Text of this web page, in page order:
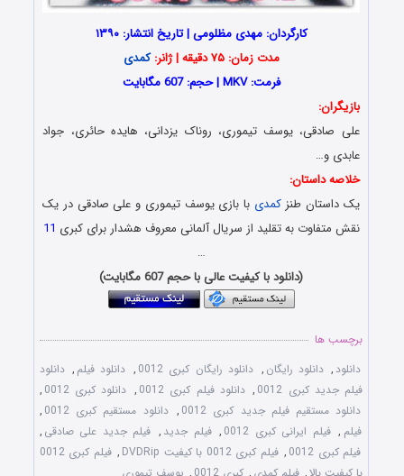
کارگردان: مهدی مظلومی | تاریخ انتشار: ۱۳۹۰
مدت زمان: ۷۵ دقیقه | ژانر:
کمدی
فرمت: MKV | حجم: 607 مگابایت
بازیگران:
علی صادقی، یوسف تیموری، روناک یزدانی، هایده حائری، جواد
عابدی و…
خلاصه داستان:
یک داستان طنزکمدی با بازی یوسف تیموری و علی صادقی در یک
نقش متفاوت به تقلید از سریالآلمانی معروف هشدار برای کبری
…
(دانلود با کیفیت عالی با حجم 607 مگابایت)
برچسب ها
دانلود , دانلود رایگان , دانلود رایگان کبری 0012 , دانلود فیلم , دانلود
فیلم جدید کبری 0012
, دانلود فیلم کبری 0012 , دانلود کبری 0012
,
دانلود مستقیم فیلم جدید کبری 0012
, دانلود مستقیم کبری 0012
,
فیلم , فیلم ایرانی کبری 0012 , فیلم جدید , فیلم جدید علی صادقی ,
فیلم کبری 0012
, فیلم کبری 0012 با کیفیت DVDRip ,
فیلم کبری 0012